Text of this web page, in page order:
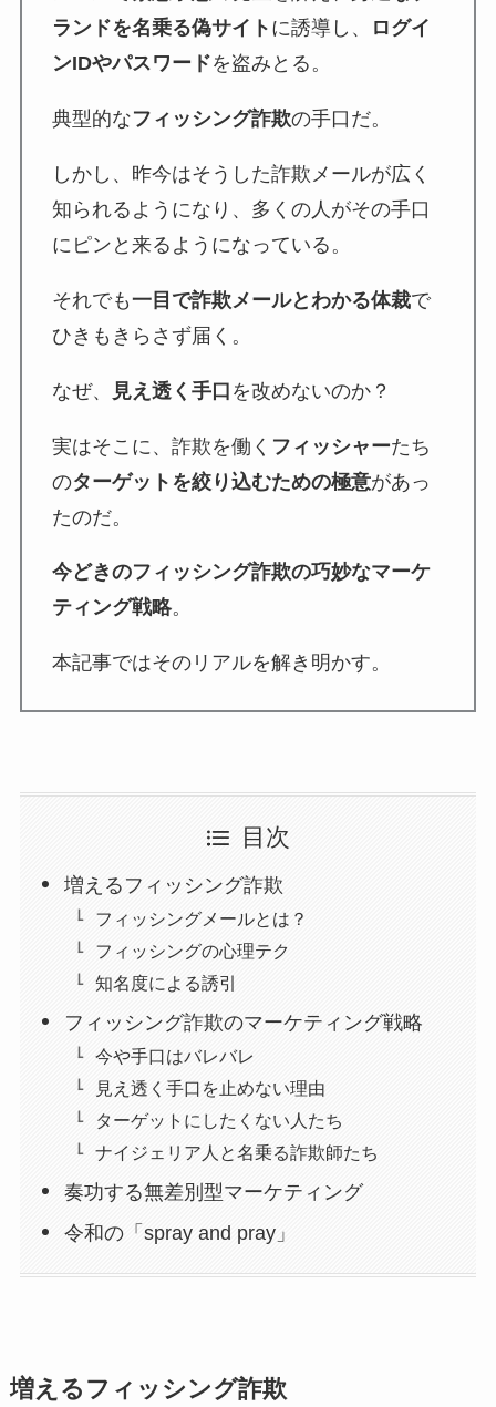
ランドを名乗る偽サイト に誘導し、
ログイ
ンIDやパスワードを盗みとる。
典型的なフィッシング詐欺の手口だ。
しかし、昨今はそうした詐欺メールが広く
知られるようになり、多くの人がその手口
にピンと来るようになっている。
それでも一目で詐欺メールとわかる体裁で
ひきもきらさず届く。
なぜ、 見え透く手口 を改めないのか？
実はそこに、詐欺を働く フィッシャーたち
のターゲットを絞り込むための極意があっ
たのだ。
今どきのフィッシング詐欺の巧妙なマーケ
ティング戦略。
本記事ではそのリアルを解き明かす。
目次
増えるフィッシング詐欺
フィッシングメールとは？
フィッシングの心理テク
知名度による誘引
フィッシング詐欺のマーケティング戦略
今や手口はバレバレ
見え透く手口を止めない理由
ターゲットにしたくない人たち
ナイジェリア人と名乗る詐欺師たち
奏功する無差別型マーケティング
令和の「spray and pray」
増えるフィッシング詐欺